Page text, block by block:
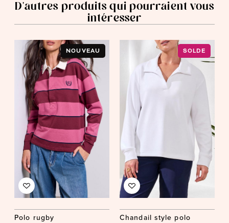
D'autres produits qui pourraient vous
intéresser
NOUVEAU
Polo rugby
SOLDE
Chandail style polo